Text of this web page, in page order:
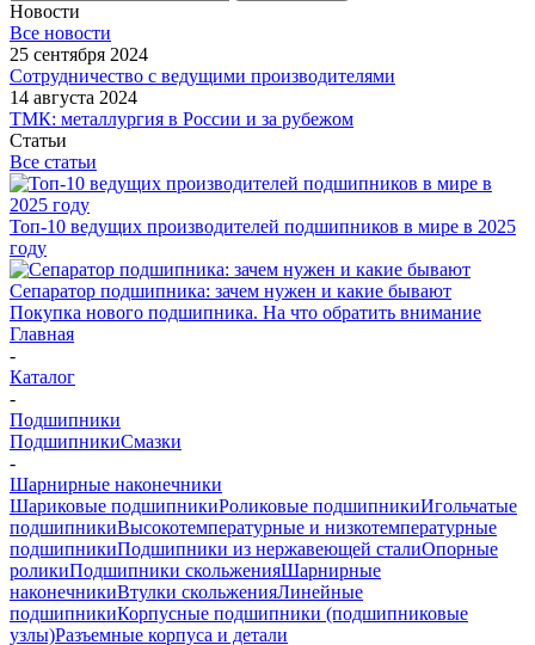
Новости
Все новости
25 сентября 2024
Сотрудничество с ведущими производителями
14 августа 2024
ТМК: металлургия в России и за рубежом
Статьи
Все статьи
Топ-10 ведущих производителей подшипников в мире в 2025
году
Сепаратор подшипника: зачем нужен и какие бывают
Покупка нового подшипника. На что обратить внимание
Главная
-
Каталог
-
Подшипники
ПодшипникиСмазки
-
Шарнирные наконечники
Шариковые подшипникиРоликовые подшипникиИгольчатые
подшипникиВысокотемпературные и низкотемпературные
подшипникиПодшипники из нержавеющей сталиОпорные
роликиПодшипники скольженияШарнирные
наконечникиВтулки скольженияЛинейные
подшипникиКорпусные подшипники (подшипниковые
узлы)Разъемные корпуса и детали